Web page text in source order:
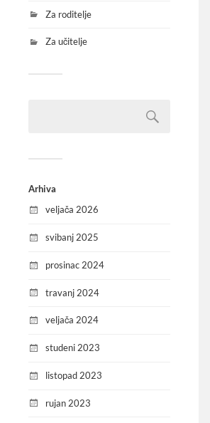
Za roditelje
Za učitelje
Arhiva
veljača 2026
svibanj 2025
prosinac 2024
travanj 2024
veljača 2024
studeni 2023
listopad 2023
rujan 2023